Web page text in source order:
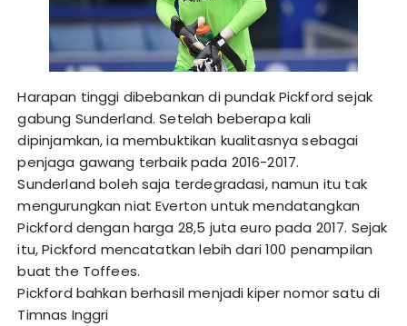
Harapan tinggi dibebankan di pundak Pickford sejak
gabung Sunderland. Setelah beberapa kali
dipinjamkan, ia membuktikan kualitasnya sebagai
penjaga gawang terbaik pada 2016-2017.
Sunderland boleh saja terdegradasi, namun itu tak
mengurungkan niat Everton untuk mendatangkan
Pickford dengan harga 28,5 juta euro pada 2017. Sejak
itu, Pickford mencatatkan lebih dari 100 penampilan
buat the Toffees.
Pickford bahkan berhasil menjadi kiper nomor satu di
Timnas Inggri